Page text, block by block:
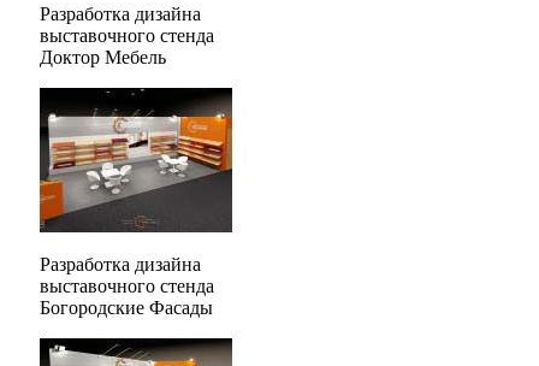
Разработка дизайна
выставочного стенда
Доктор Мебель
Разработка дизайна
выставочного стенда
Богородские Фасады